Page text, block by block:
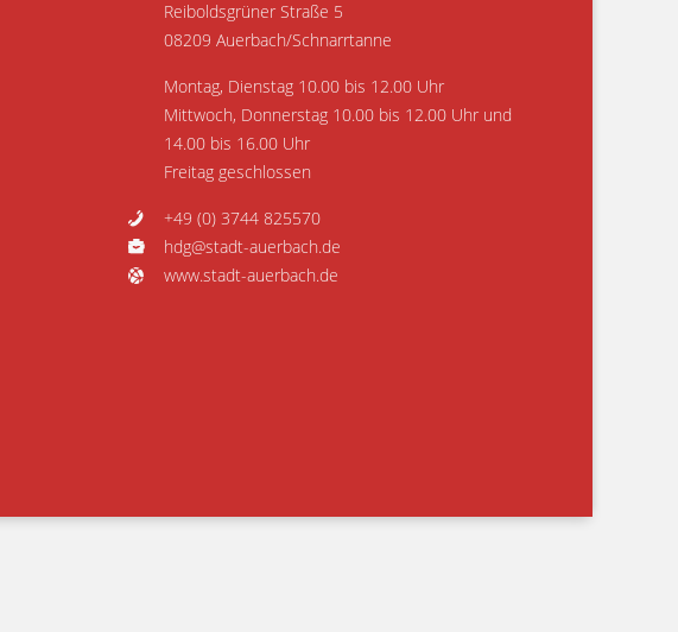
Reiboldsgrüner Straße 5
08209 Auerbach/Schnarrtanne
Montag, Dienstag 10.00 bis 12.00 Uhr
Mittwoch, Donnerstag 10.00 bis 12.00 Uhr und
14.00 bis 16.00 Uhr
Freitag geschlossen
+49 (0) 3744 825570
hdg@stadt-auerbach.de
www.stadt-auerbach.de